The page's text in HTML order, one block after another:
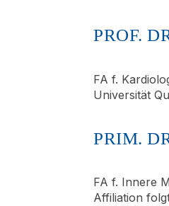
PROF.
FA f.
Universität
PRIM.
FA f. Innere
Affiliation